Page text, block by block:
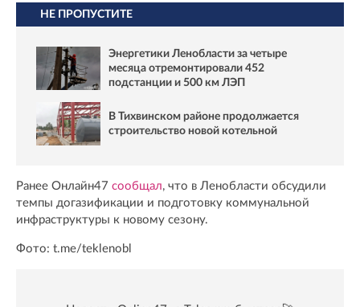
НЕ ПРОПУСТИТЕ
Энергетики Ленобласти за четыре
месяца отремонтировали 452
подстанции и 500 км ЛЭП
В Тихвинском районе продолжается
строительство новой котельной
Ранее Онлайн47 сообщал, что в Ленобласти обсудили
темпы догазификации и подготовку коммунальной
инфраструктуры к новому сезону.
Фото: t.me/teklenobl